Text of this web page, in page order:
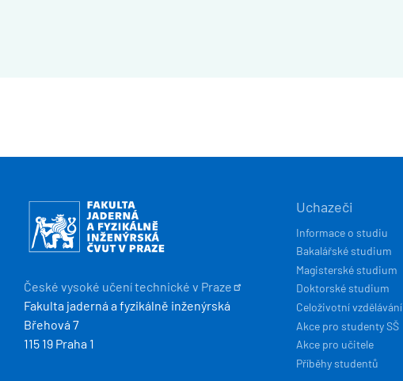
HLAVNÍ
NAVIGACE
Uchazeči
Informace o studiu
Bakalářské studium
Magisterské studium
Doktorské studium
Celoživotní vzdělávání
Akce pro studenty SŠ
Akce pro učitele
Příběhy studentů
Obrázek
České vysoké učení technické v Praze
Fakulta jaderná a fyzikálně inženýrská
Břehová 7
115 19 Praha 1